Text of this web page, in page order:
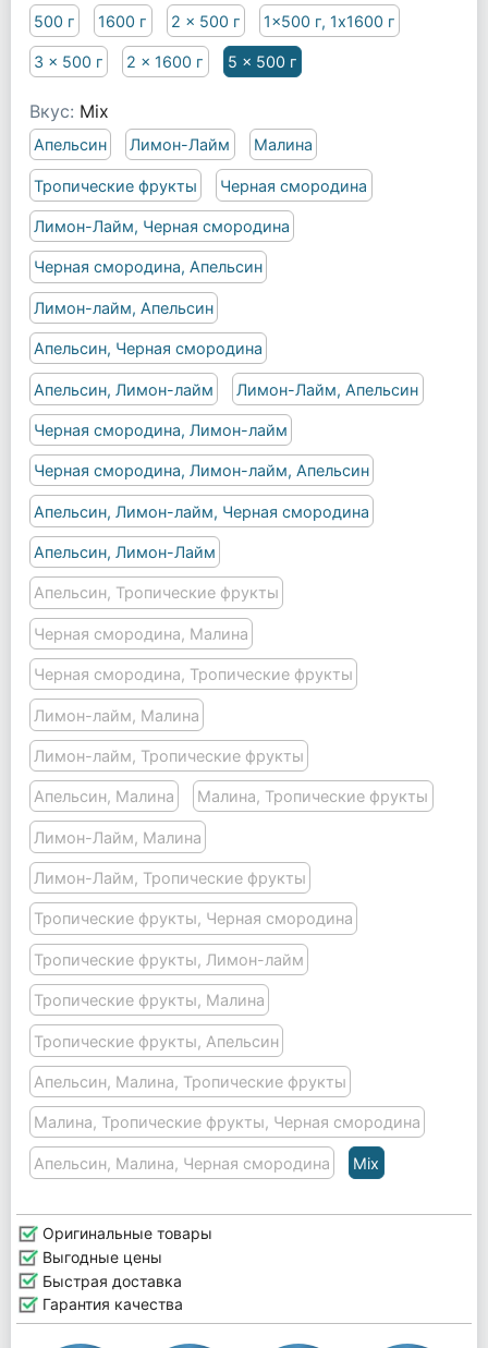
500 г 1600 г 2 x 500 г 1x500 г, 1x1600 г
3 x 500 г 2 x 1600 г 5 x 500 г
Вкус: Mix
Апельсин Лимон-Лайм Малина
Тропические фрукты Черная смородина
Лимон-Лайм, Черная смородина
Черная смородина, Апельсин
Лимон-лайм, Апельсин
Апельсин, Черная смородина
Апельсин, Лимон-лайм Лимон-Лайм, Апельсин
Черная смородина, Лимон-лайм
Черная смородина, Лимон-лайм, Апельсин
Апельсин, Лимон-лайм, Черная смородина
Апельсин, Лимон-Лайм
Апельсин, Тропические фрукты
Черная смородина, Малина
Черная смородина, Тропические фрукты
Лимон-лайм, Малина
Лимон-лайм, Тропические фрукты
Апельсин, Малина Малина, Тропические фрукты
Лимон-Лайм, Малина
Лимон-Лайм, Тропические фрукты
Тропические фрукты, Черная смородина
Тропические фрукты, Лимон-лайм
Тропические фрукты, Малина
Тропические фрукты, Апельсин
Апельсин, Малина, Тропические фрукты
Малина, Тропические фрукты, Черная смородина
Апельсин, Малина, Черная смородина Mix
Оригинальные товары
Выгодные цены
Быстрая доставка
Гарантия качества